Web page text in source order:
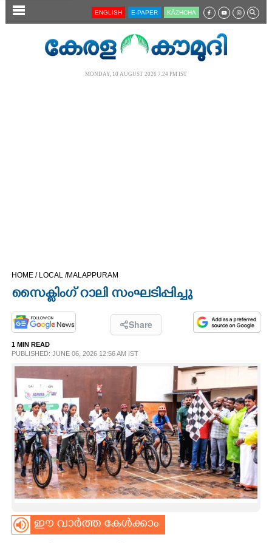
SECTIONS
OPINION
PHOTOS
LIFESTYLE
SPIRITUAL
INFO+
ART
ASTRO
ENGLISH E-PAPER KĀZHCHA
MONDAY, 10 AUGUST 2026 7.24 PM IST
HOME / LOCAL /MALAPPURAM
സൈക്ലിംഗ് റാലി സംഘടിപ്പിച്ചു
Share
1 MIN READ
PUBLISHED: JUNE 06, 2026 12:56 AM IST
ഈ വാർത്ത കേൾക്കാം